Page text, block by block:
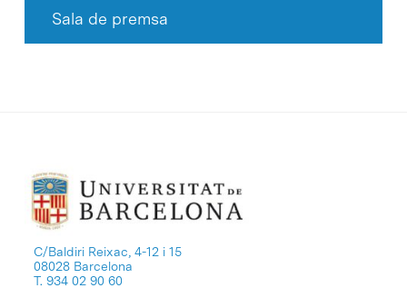
Sala de premsa
C/Baldiri Reixac, 4-12 i 15
08028 Barcelona
T. 934 02 90 60